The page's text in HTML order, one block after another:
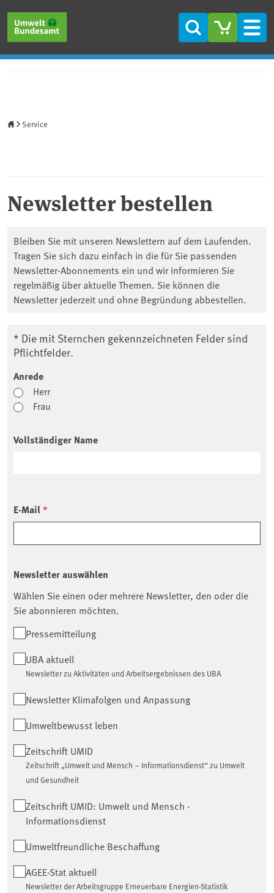
Suche
Service
Newsletter bestellen
Bleiben Sie mit unseren Newslettern auf dem Laufenden.
Tragen Sie sich dazu einfach in die für Sie passenden
Newsletter-Abonnements ein und wir informieren Sie
regelmäßig über aktuelle Themen. Sie können die
Newsletter jederzeit und ohne Begründung abbestellen.
* Die mit Sternchen gekennzeichneten Felder sind
Pflichtfelder.
Anrede
Herr
Frau
Vollständiger Name
E-Mail*
Newsletter auswählen
Wählen Sie einen oder mehrere Newsletter, den oder die
Sie abonnieren möchten.
Pressemitteilung
UBA aktuell
Newsletter zu Aktivitäten und Arbeitsergebnissen des UBA
Newsletter Klimafolgen und Anpassung
Umweltbewusst leben
Zeitschrift UMID
Zeitschrift „Umwelt und Mensch – Informationsdienst“ zu Umwelt
und Gesundheit
Zeitschrift UMID: Umwelt und Mensch -
Informationsdienst
Umweltfreundliche Beschaffung
AGEE-Stat aktuell
Newsletter der Arbeitsgruppe Erneuerbare Energien-Statistik